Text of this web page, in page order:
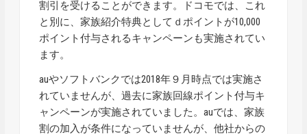
割引を受けることができます。ドコモでは、これ
と別に、家族紹介特典としてｄポイントが10,000
ポイント付与されるキャンペーンも実施されてい
ます。
auやソフトバンクでは2018年９月時点では実施さ
れていませんが、過去に家族回線ポイント付与キ
ャンペーンが実施されていました。auでは、家族
割の加入が条件になっていませんが、他社からの